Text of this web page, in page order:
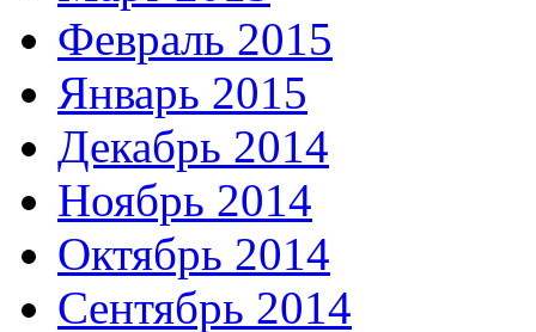
Февраль 2015
Январь 2015
Декабрь 2014
Ноябрь 2014
Октябрь 2014
Сентябрь 2014